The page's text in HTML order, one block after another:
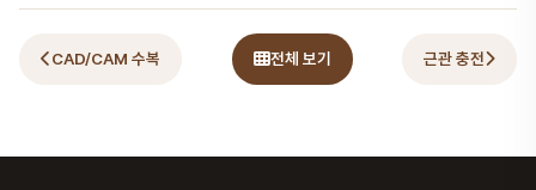
CAD/CAM 수복 전체 보기 근관 충전